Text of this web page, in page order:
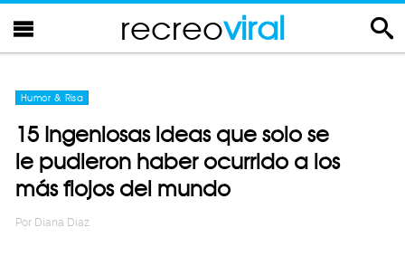
recreoviral
Humor & Risa
15 Ingeniosas ideas que solo se
le pudieron haber ocurrido a los
más flojos del mundo
Por Diana Diaz